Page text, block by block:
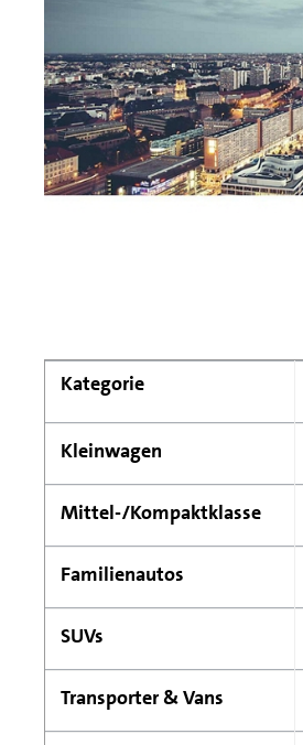
Kategorie
Kleinwagen
Mittel-/Kompaktklasse
Familienautos
SUVs
Transporter & Vans